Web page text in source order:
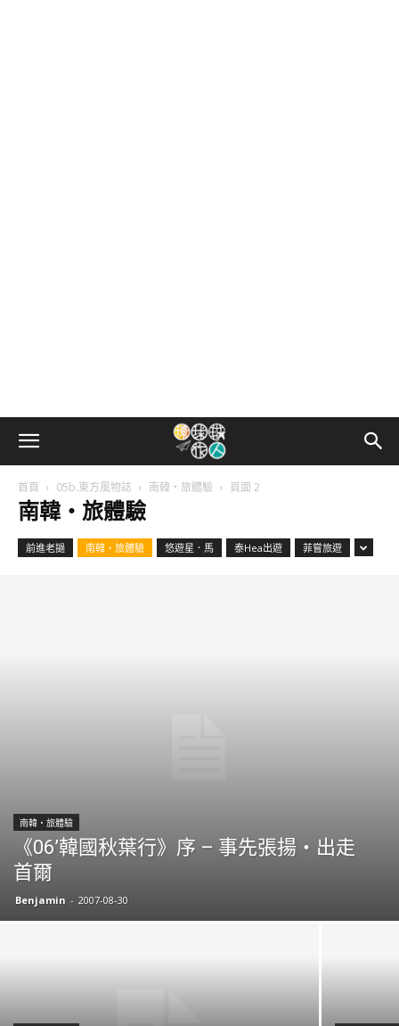
首頁 05b.東方風物誌 南韓・旅體驗 頁面 2
南韓・旅體驗
前進老撾 南韓・旅體驗 悠遊星．馬 泰Hea出遊 菲嘗旅遊
南韓・旅體驗
《06’韓國秋葉行》序 – 事先張揚‧出走
首爾
Benjamin - 2007-08-30